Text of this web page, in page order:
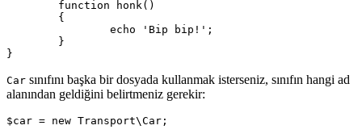
Car sınıfını başka bir dosyada kullanmak isterseniz, sınıfın hangi ad
alanından geldiğini belirtmeniz gerekir: